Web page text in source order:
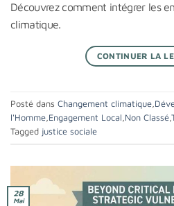
Découvrez comment intégrer les
climatique.
CONTINUER LA
Posté dans Changement climatique
l'Homme Engagement Local Non Classé
Tagged justice sociale
28
Mai